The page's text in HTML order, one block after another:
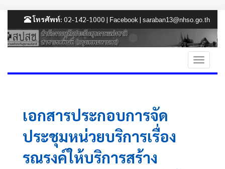
โทรศัพท์: 02-142-1000 | Facebook | saraban13@nhso.go.th
เอกสารประกอบการจัด
ประชุมหน่วยบริการเรื่อง
รณรงค์ให้บริการสร้าง